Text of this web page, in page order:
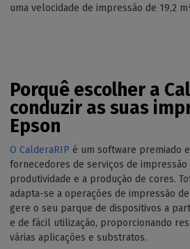
uma velocidade de impressão de 19,2
Porquê escolher a
conduzir as suas
Epson
O CalderaRIP é um software premiado
fornecedores de serviços de
produtividade e a produção de cores.
adapta-se a operações de impressão
gere o seu parque de dispositivos a
e de fácil utilização, proporcionando
várias aplicações e substratos.